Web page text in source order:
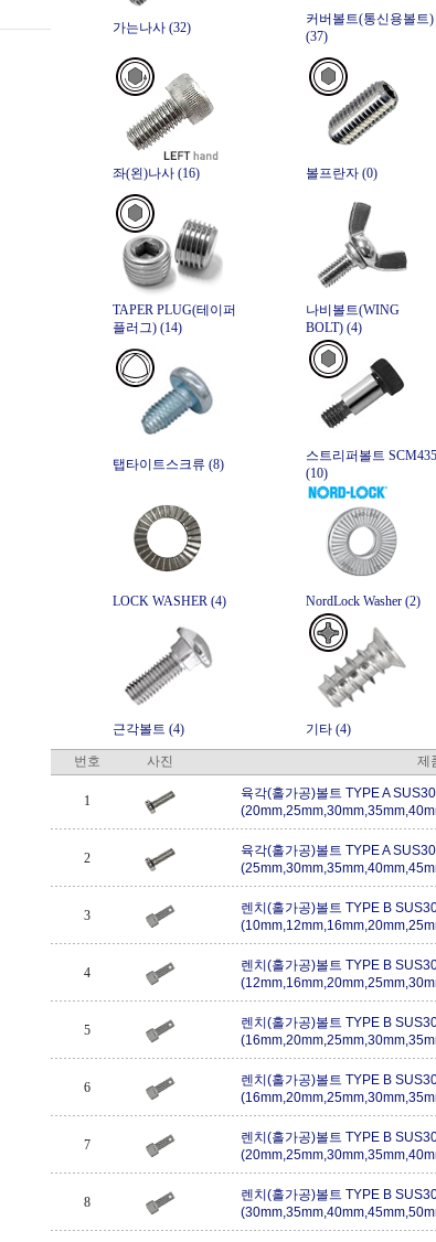
가는나사 (32)
커버볼트(통신용볼트)
(37)
좌(왼)나사 (16) 볼프란자 (0)
TAPER PLUG(테이퍼
플러그) (14)
나비볼트(WING
BOLT) (4)
탭타이트스크류 (8)
스트리퍼볼트 SCM435
(10)
LOCK WASHER (4) NordLock Washer (2)
근각볼트 (4) 기타 (4)
번호 사진 제
1
육각(홀가공)볼트 TYPE A
2
육각(홀가공)볼트 TYPE A
3
렌치(홀가공)볼트 TYPE B
4
렌치(홀가공)볼트 TYPE B
5
렌치(홀가공)볼트 TYPE B
6
렌치(홀가공)볼트 TYPE B
7
렌치(홀가공)볼트 TYPE B
8
렌치(홀가공)볼트 TYPE B